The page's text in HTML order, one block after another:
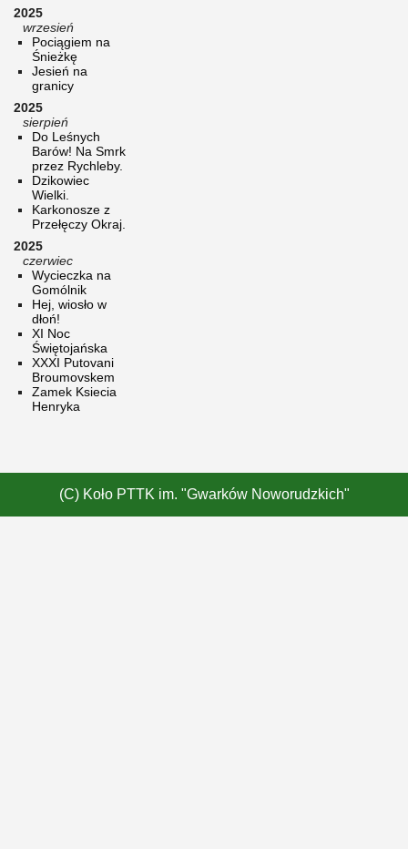
2025
wrzesień
Pociągiem na
Śnieżkę
Jesień na
granicy
2025
sierpień
Do Leśnych
Barów! Na Smrk
przez Rychleby.
Dzikowiec
Wielki.
Karkonosze z
Przełęczy Okraj.
2025
czerwiec
Wycieczka na
Gomólnik
Hej, wiosło w
dłoń!
XI Noc
Świętojańska
XXXI Putovani
Broumovskem
Zamek Ksiecia
Henryka
(C) Koło PTTK im. "Gwarków Noworudzkich"